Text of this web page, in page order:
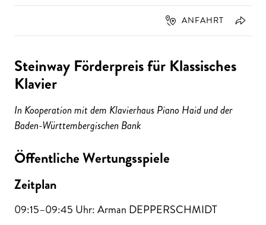
ANFAHRT
Steinway Förderpreis für Klassisches
Klavier
In Kooperation mit dem Klavierhaus Piano Haid und der
Baden-Württembergischen Bank
Öffentliche Wertungsspiele
Zeitplan
09:15–09:45 Uhr: Arman DEPPERSCHMIDT